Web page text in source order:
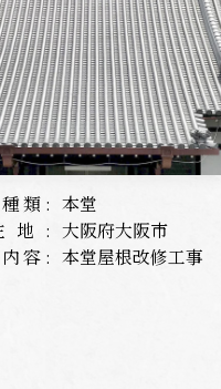
類: 本堂
地: 大阪府大阪市
容: 本堂屋根改修工事